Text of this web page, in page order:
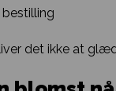
bestilling
det ikke at